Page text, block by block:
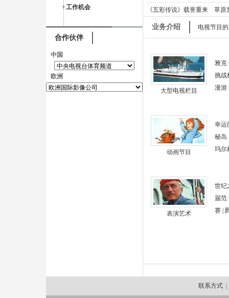
工作机会
合作伙伴
中国
欧洲
《五彩传说》载誉重来 草原
业务介绍 电视节目
大型电视栏目
雅克
挑战
漫游
动画节目
幸运
秘岛
玛尔
表演艺术
世纪
届范
赛 |
联系方式